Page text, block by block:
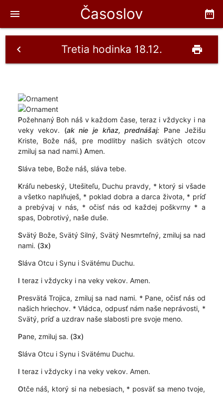
Časoslov date_range
menu
Tretia hodinka 18.12.
chevron_left print
Požehnaný Boh náš v každom čase, teraz i vždycky i na
veky vekov. (ak nie je kňaz, prednášaj: Pane Ježišu
Kriste, Bože náš, pre modlitby našich svätých otcov
zmiluj sa nad nami.) Amen.
Sláva tebe, Bože náš, sláva tebe.
Kráľu nebeský, Utešiteľu, Duchu pravdy, * ktorý si všade
a všetko naplňuješ, * poklad dobra a darca života, * príď
a prebývaj v nás, * očisť nás od každej poškvrny * a
spas, Dobrotivý, naše duše.
Svätý Bože, Svätý Silný, Svätý Nesmrteľný, zmiluj sa nad
nami. (3x)
Sláva Otcu i Synu i Svätému Duchu.
I teraz i vždycky i na veky vekov. Amen.
Presvätá Trojica, zmiluj sa nad nami. * Pane, očisť nás od
našich hriechov. * Vládca, odpusť nám naše neprávosti, *
Svätý, príď a uzdrav naše slabosti pre svoje meno.
Pane, zmiluj sa. (3x)
Sláva Otcu i Synu i Svätému Duchu.
I teraz i vždycky i na veky vekov. Amen.
Otče náš, ktorý si na nebesiach, * posväť sa meno tvoje,